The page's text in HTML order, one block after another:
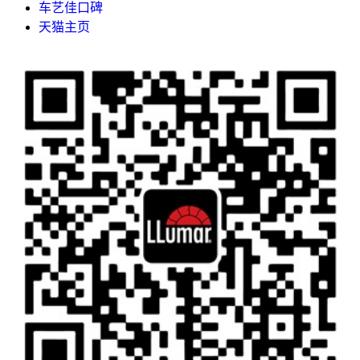
车艺佳口碑
天猫主页